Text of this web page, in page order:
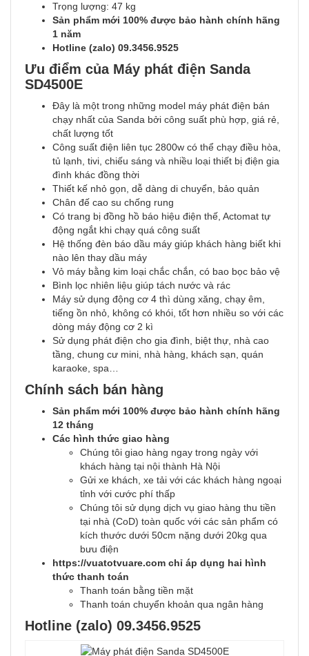
Trọng lượng: 47 kg
Sản phẩm mới 100% được bảo hành chính hãng
1 năm
Hotline (zalo) 09.3456.9525
Ưu điểm của Máy phát điện Sanda
SD4500E
Đây là một trong những model máy phát điện bán
chạy nhất của Sanda bởi công suất phù hợp, giá rẻ,
chất lượng tốt
Công suất điện liên tục 2800w có thể chạy điều hòa,
tủ lạnh, tivi, chiếu sáng và nhiều loại thiết bị điện gia
đình khác đồng thời
Thiết kế nhỏ gọn, dễ dàng di chuyển, bảo quản
Chân đế cao su chống rung
Có trang bị đồng hồ báo hiệu điện thế, Actomat tự
động ngắt khi chạy quá công suất
Hệ thống đèn báo dầu máy giúp khách hàng biết khi
nào lên thay dầu máy
Vỏ máy bằng kim loại chắc chắn, có bao bọc bảo vệ
Bình lọc nhiên liệu giúp tách nước và rác
Máy sử dụng động cơ 4 thì dùng xăng, chạy êm,
tiếng ồn nhỏ, không có khói, tốt hơn nhiều so với các
dòng máy động cơ 2 kì
Sử dụng phát điện cho gia đình, biệt thự, nhà cao
tầng, chung cư mini, nhà hàng, khách sạn, quán
karaoke, spa…
Chính sách bán hàng
Sản phẩm mới 100% được bảo hành chính hãng
12 tháng
Các hình thức giao hàng
Chúng tôi giao hàng ngay trong ngày với
khách hàng tại nội thành Hà Nội
Gửi xe khách, xe tải với các khách hàng ngoại
tỉnh với cước phí thấp
Chúng tôi sử dụng dịch vụ giao hàng thu tiền
tại nhà (CoD) toàn quốc với các sản phẩm có
kích thước dưới 50cm nặng dưới 20kg qua
bưu điện
https://vuatotvuare.com chỉ áp dụng hai hình
thức thanh toán
Thanh toán bằng tiền mặt
Thanh toán chuyển khoản qua ngân hàng
Hotline (zalo) 09.3456.9525